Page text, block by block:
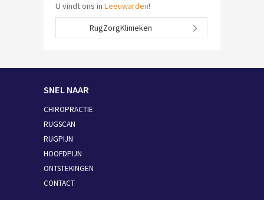
U vindt ons in Leeuwarden!
RugZorgKlinieken
SNEL NAAR
CHIROPRACTIE
RUGSCAN
RUGPIJN
HOOFDPIJN
ONTSTEKINGEN
CONTACT